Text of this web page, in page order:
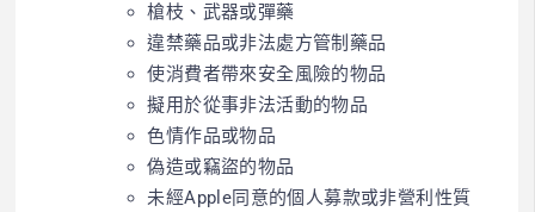
槍枝、武器或彈藥
違禁藥品或非法處方管制藥品
使消費者帶來安全風險的物品
擬用於從事非法活動的物品
色情作品或物品
偽造或竊盜的物品
未經Apple同意的個人募款或非營利性質